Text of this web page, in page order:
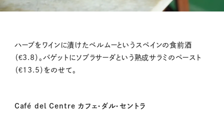
ハーブをワインに漬けたベルムーというスペインの食前酒
（€3.8）。バゲットにソブラサーダという熟成サラミのペースト
（€13.5）をのせて。
Café del Centre カフェ・ダル・セントラ